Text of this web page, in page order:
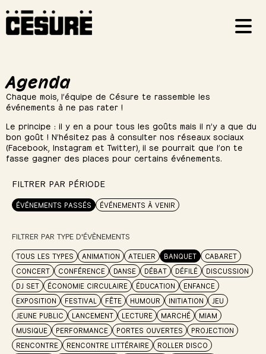
Agenda
Chaque mois, l’équipe de Césure te rassemble les
événements à ne pas rater !
Le principe : il y en a pour tous les goûts mais il n’y a que du
bon goût ! N’hésitez pas à consulter nos réseaux sociaux
(Facebook, Instagram et Twitter), il se pourrait que l’on te
fasse gagner des places pour certains événements.
FILTRER PAR PÉRIODE
ÉVÉNEMENTS PASSÉS ÉVÉNEMENTS À VENIR
FILTRER PAR TYPE D'ÉVÈNEMENTS
TOUS LES TYPES ANIMATION ATELIER BANQUET
CABARET
CONCERT
CONFÉRENCE DANSE DÉBAT DÉFILÉ
DISCUSSION
DJ SET
ÉCONOMIE CIRCULAIRE ÉDUCATION
ENFANCE
EXPOSITION
FESTIVAL FÊTE HUMOUR INITIATION
JEU
JEUNE PUBLIC
LANCEMENT LECTURE MARCHÉ
MIAM
MUSIQUE
PERFORMANCE PORTES OUVERTES
PROJECTION
RENCONTRE
RENCONTRE LITTÉRAIRE
ROLLER DISCO